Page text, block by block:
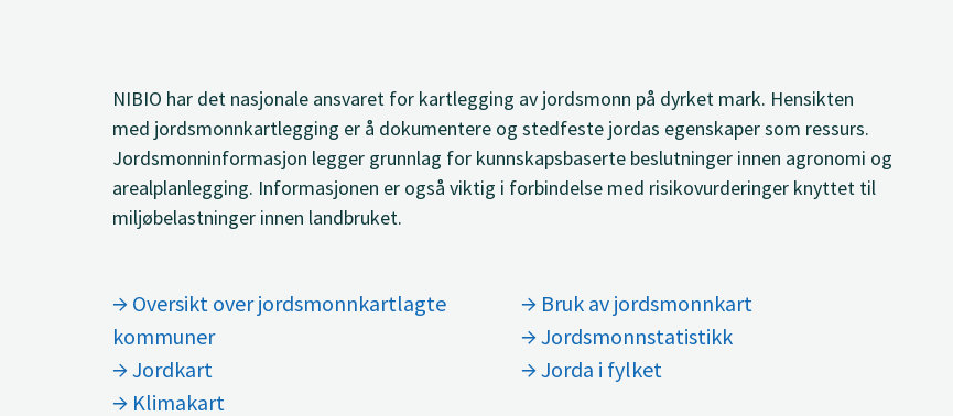
NIBIO har det nasjonale ansvaret for kartlegging av jordsmonn på dyrket mark. Hensikten
med jordsmonnkartlegging er å dokumentere og stedfeste jordas egenskaper som ressurs.
Jordsmonninformasjon legger grunnlag for kunnskapsbaserte beslutninger innen agronomi og
arealplanlegging. Informasjonen er også viktig i forbindelse med risikovurderinger knyttet til
miljøbelastninger innen landbruket.
Oversikt over jordsmonnkartlagte
kommuner
Jordkart
Klimakart
Bruk av jordsmonnkart
Jordsmonnstatistikk
Jorda i fylket